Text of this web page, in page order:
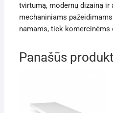
tvirtumą, modernų dizainą ir
mechaniniams
namams, tiek komercinėms
Panašūs